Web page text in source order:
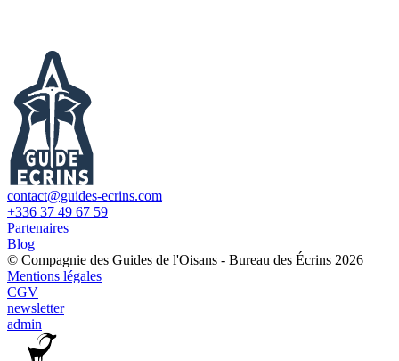
contact@guides-ecrins.com
+336 37 49 67 59
Partenaires
Blog
© Compagnie des Guides de l'Oisans - Bureau des Écrins 2026
Mentions légales
CGV
newsletter
admin